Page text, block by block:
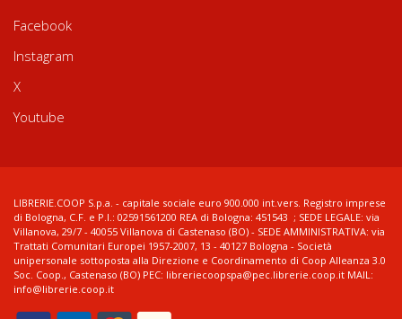
Facebook
Instagram
X
Youtube
LIBRERIE.COOP S.p.a. - capitale sociale euro 900.000 int.vers. Registro imprese
di Bologna, C.F. e P.I.: 02591561200 REA di Bologna: 451543 ; SEDE LEGALE: via
Villanova, 29/7 - 40055 Villanova di Castenaso (BO) - SEDE AMMINISTRATIVA: via
Trattati Comunitari Europei 1957-2007, 13 - 40127 Bologna - Società
unipersonale sottoposta alla Direzione e Coordinamento di Coop Alleanza 3.0
Soc. Coop., Castenaso (BO) PEC: libreriecoopspa@pec.librerie.coop.it MAIL:
info@librerie.coop.it